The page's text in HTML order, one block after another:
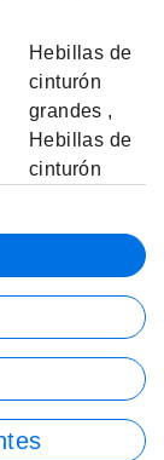
Hebillas de
cinturón
grandes ,
Hebillas de
cinturón